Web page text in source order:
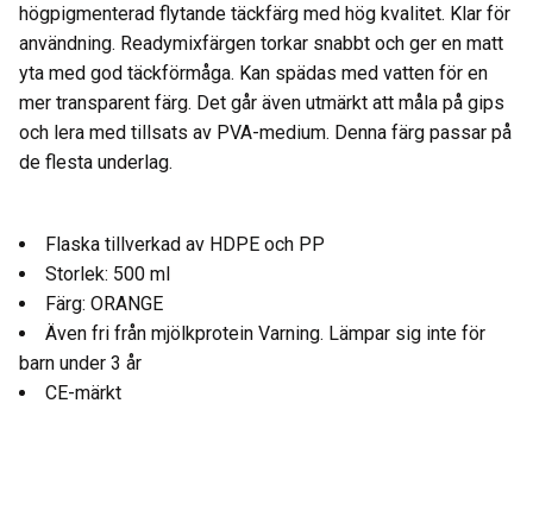
högpigmenterad flytande täckfärg med hög kvalitet. Klar för
användning. Readymixfärgen torkar snabbt och ger en matt
yta med god täckförmåga. Kan spädas med vatten för en
mer transparent färg. Det går även utmärkt att måla på gips
och lera med tillsats av PVA-medium. Denna färg passar på
de flesta underlag.
Flaska tillverkad av HDPE och PP
Storlek: 500 ml
Färg: ORANGE
Även fri från mjölkprotein Varning. Lämpar sig inte för
barn under 3 år
CE-märkt